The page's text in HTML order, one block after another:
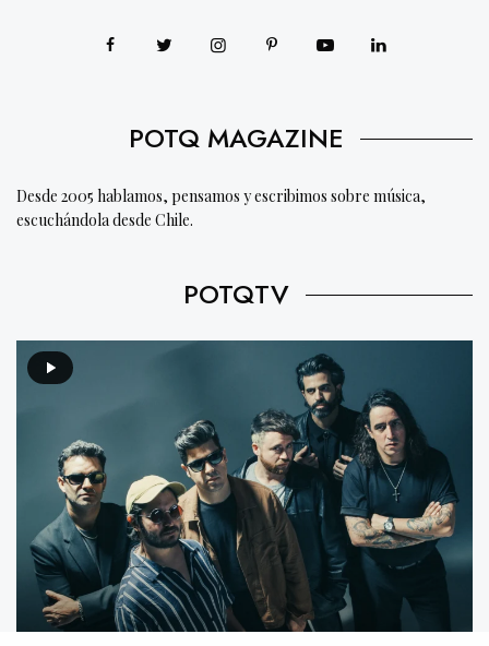
POTQ MAGAZINE
Desde 2005 hablamos, pensamos y escribimos sobre música,
escuchándola desde Chile.
POTQTV